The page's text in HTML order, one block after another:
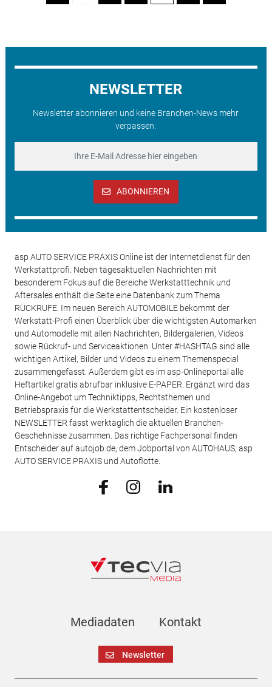
NEWSLETTER
Newsletter abonnieren und keine Branchen-News mehr
verpassen.
ABONNIEREN
asp AUTO SERVICE PRAXIS Online ist der Internetdienst für den
Werkstattprofi. Neben tagesaktuellen Nachrichten mit
besonderem Fokus auf die Bereiche Werkstatttechnik und
Aftersales enthält die Seite eine Datenbank zum Thema
RÜCKRUFE. Im neuen Bereich AUTOMOBILE bekommt der
Werkstatt-Profi einen Überblick über die wichtigsten Automarken
und Automodelle mit allen Nachrichten, Bildergalerien, Videos
sowie Rückruf- und Serviceaktionen. Unter #HASHTAG sind alle
wichtigen Artikel, Bilder und Videos zu einem Themenspecial
zusammengefasst. Außerdem gibt es im asp-Onlineportal alle
Heftartikel gratis abrufbar inklusive E-PAPER. Ergänzt wird das
Online-Angebot um Techniktipps, Rechtsthemen und
Betriebspraxis für die Werkstattentscheider. Ein kostenloser
NEWSLETTER fasst werktäglich die aktuellen Branchen-
Geschehnisse zusammen. Das richtige Fachpersonal finden
Entscheider auf autojob.de, dem Jobportal von AUTOHAUS, asp
AUTO SERVICE PRAXIS und Autoflotte.
Mediadaten Kontakt
Newsletter